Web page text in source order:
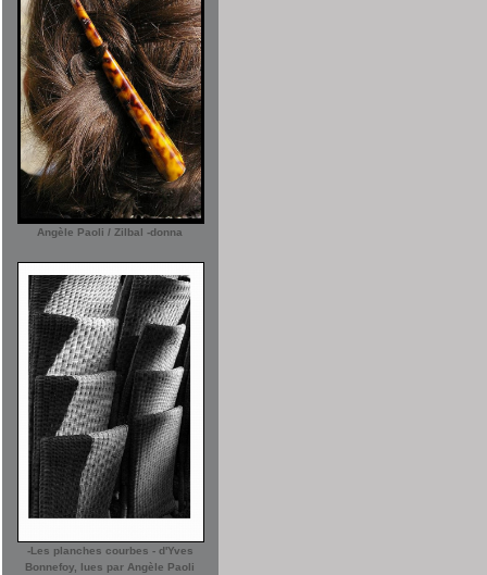
Angèle Paoli / Zilbal -donna
-Les planches courbes - d'Yves
Bonnefoy, lues par Angèle Paoli